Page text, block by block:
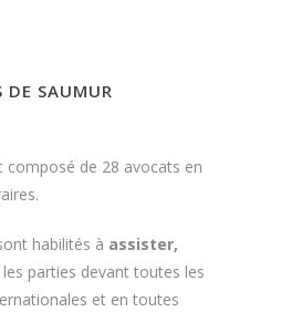
DE SAUMUR
composé de 28 avocats en
habilités à assister,
les parties devant toutes les
et en toutes